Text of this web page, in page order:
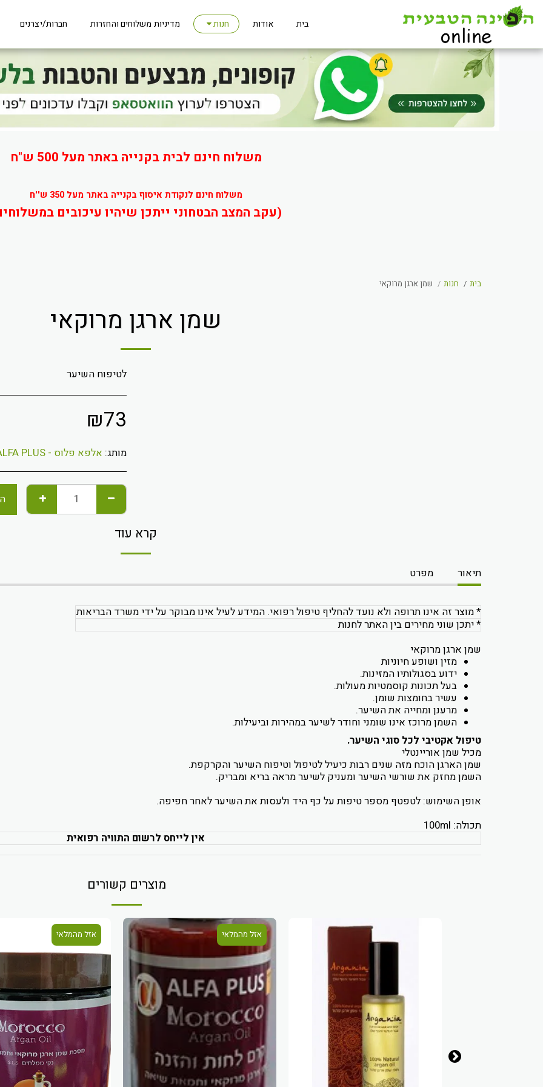
משלוח חינם לבית בקנייה באתר מעל 500 ש"ח
משלוח חינם לנקודת איסוף בקנייה באתר מעל 350 ש''ח
(עקב המצב הבטחוני ייתכן שיהיו עיכובים
בית אודות חנות מדיניות משלוחים והחזרות חברות/יצרנים
בית חנות שמן ארגן מרוקאי
שמן ארגן מרוקאי
לטיפוח השיער
₪73
מותג: אלפא פלוס - ALFA PLUS
קרא עוד
תיאור מפרט
* מוצר זה אינו תרופה ולא נועד להחליף טיפול רפואי. המידע לעיל אינו מבוקר על ידי משרד הבריאות
* יתכן שוני מחירים בין האתר לחנות
שמן ארגן מרוקאי
מזין ושופע חיוניות
ידוע בסגולותיו המזינות.
בעל תכונות קוסמטיות מעולות.
עשיר בחומצות שומן.
מרענן ומחייה את השיער.
השמן מרוכז אינו שומני וחודר לשיער במהירות וביעילות.
טיפול אקטיבי לכל סוגי השיער.
מכיל שמן אוריינטלי
שמן הארגן הוכח מזה שנים רבות כיעיל לטיפול וטיפוח השיער והקרקפת.
השמן מחזק את שורשי השיער ומעניק לשיער מראה בריא ומבריק.
אופן השימוש: לטפטף מספר טיפות על כף היד ולעסות את השיער לאחר חפיפה.
תכולה: 100ml
אין לייחס לרשום התוויה רפואית
מוצרים קשורים
אזל מהמלאי אזל מהמלאי